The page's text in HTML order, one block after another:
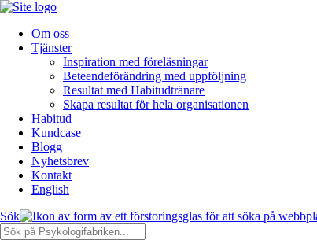
Om oss
Tjänster
Inspiration med föreläsningar
Beteendeförändring med uppföljning
Resultat med Habitudtränare
Skapa resultat för hela organisationen
Habitud
Kundcase
Blogg
Nyhetsbrev
Kontakt
English
Sök